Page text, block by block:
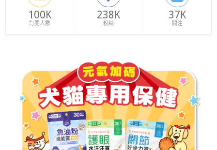
100K
訂閱人數
238K
粉絲
37K
關注